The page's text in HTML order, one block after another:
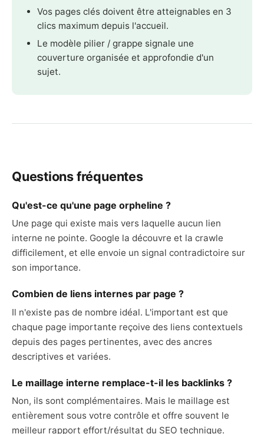
Vos pages clés doivent être atteignables en 3
clics maximum depuis l'accueil.
Le modèle pilier / grappe signale une
couverture organisée et approfondie d'un
sujet.
Questions fréquentes
Qu'est-ce qu'une page orpheline ?
Une page qui existe mais vers laquelle aucun lien
interne ne pointe. Google la découvre et la crawle
difficilement, et elle envoie un signal contradictoire sur
son importance.
Combien de liens internes par page ?
Il n'existe pas de nombre idéal. L'important est que
chaque page importante reçoive des liens contextuels
depuis des pages pertinentes, avec des ancres
descriptives et variées.
Le maillage interne remplace-t-il les backlinks ?
Non, ils sont complémentaires. Mais le maillage est
entièrement sous votre contrôle et offre souvent le
meilleur rapport effort/résultat du SEO technique.